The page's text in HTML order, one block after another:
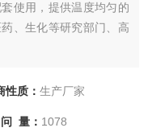
使用，提供温度均匀的
、生化等研究部门、高
性质： 生产厂家
量： 1078